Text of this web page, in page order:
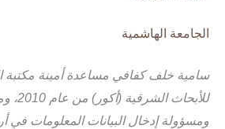
الجامعة الهاشمية
سامية خلف كفافي مساعدة أمينة مكتبة
للأبحاث
ومسؤولة إدخال البيانات المعلومات في